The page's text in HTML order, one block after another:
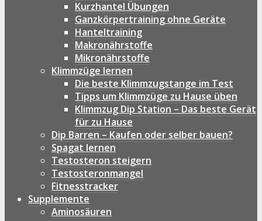
Kurzhantel Übungen
Ganzkörpertraining ohne Geräte
Hanteltraining
Makronährstoffe
Mikronährstoffe
Klimmzüge lernen
Die beste Klimmzugstange im Test
Tipps um Klimmzüge zu Hause üben
Klimmzug Dip Station – Das beste Gerät
für zu Hause
Dip Barren – Kaufen oder selber bauen?
Spagat lernen
Testosteron steigern
Testosteronmangel
Fitnesstracker
Supplemente
Aminosäuren